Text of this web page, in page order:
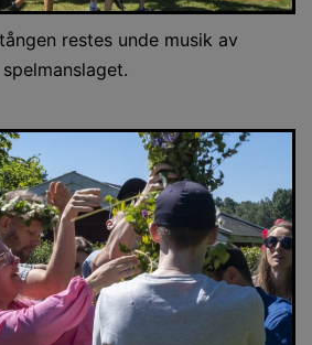
restes unde musik av
spelmanslaget.